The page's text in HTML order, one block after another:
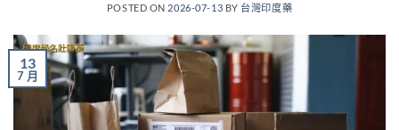
POSTED ON 2026-07-13 BY 台灣印度藥
13
7 月